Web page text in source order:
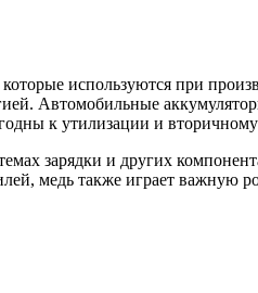
используются при
Автомобильные
к утилизации и
зарядки и других
медь также играет важную